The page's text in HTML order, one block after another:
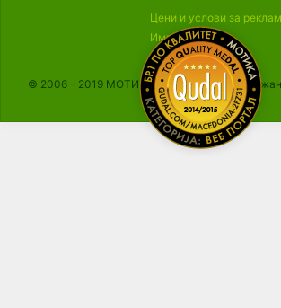
Цени и услови за
Импресум
© 2006 - 2019 МОТИКА, Сите права се